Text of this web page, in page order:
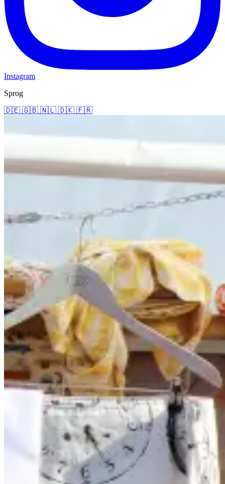
Instagram
Sprog
🇩🇪 🇬🇧 🇳🇱 🇩🇰 🇫🇷